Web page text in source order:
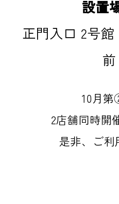
設置
正門入口 2号館
前
10月
2店舗同時開
是非、ご利